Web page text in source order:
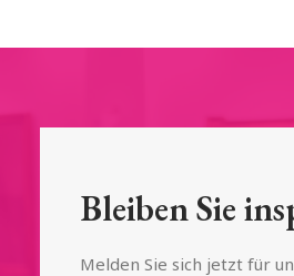
Bleiben Sie
Melden Sie sich jetzt für